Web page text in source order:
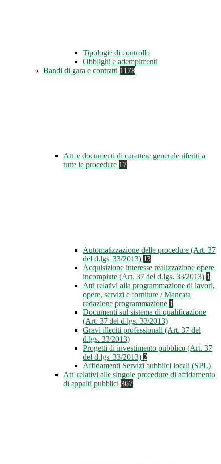
Tipologie di controllo
Obblighi e adempimenti
Bandi di gara e contratti 1178
Atti e documenti di carattere generale riferiti a
tutte le procedure 17
Automatizzazione delle procedure (Art. 37
del d.lgs. 33/2013) 13
Acquisizione interesse realizzazione opere
incompiute (Art. 37 del d.lgs. 33/2013) 1
Atti relativi alla programmazione di lavori,
opere, servizi e forniture / Mancata
redazione programmazione 1
Documenti sul sistema di qualificazione
(Art. 37 del d.lgs. 33/2013)
Gravi illeciti professionali (Art. 37 del
d.lgs. 33/2013)
Progetti di investimento pubblico (Art. 37
del d.lgs. 33/2013) 2
Affidamenti Servizi pubblici locali (SPL)
Atti relativi alle singole procedure di affidamento
di appalti pubblici 367